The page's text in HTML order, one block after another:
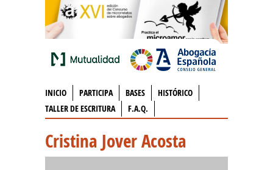
INICIO PARTICIPA BASES
HISTÓRICO
TALLER DE ESCRITURA
F.A.Q.
Cristina Jover Acosta